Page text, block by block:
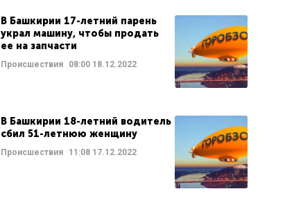
В Башкирии 17-летний парень
украл машину, чтобы продать
ее на запчасти
Происшествия 08:0018.12.2022
В Башкирии 18-летний водитель
сбил 51-летнюю женщину
Происшествия 11:0817.12.2022